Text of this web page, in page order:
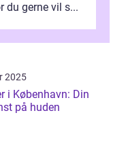
du gerne vil s...
2025
i København: Din
på huden